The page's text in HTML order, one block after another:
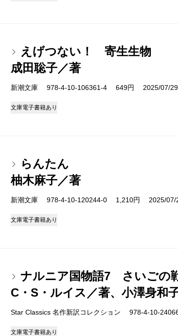
えげつない！ 寄生生物
成田聡子／著
新潮文庫 978-4-10-106361-4 649円 2025/07/29
文庫電子書籍あり
らんたん
柚木麻子／著
新潮文庫 978-4-10-120244-0 1,210円 2025/07/
文庫電子書籍あり
ナルニア国物語7 さいごの
C・S・ルイス／著、小澤身和
Star Classics 名作新訳コレクション 978-4-10-
文庫電子書籍あり